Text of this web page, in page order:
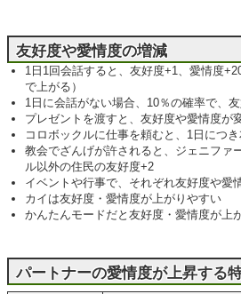
友好度や愛情度の増減
1日1回会話すると、友好度+1、愛情度
で上がる）
1日に会話がない場合、10％の確率で、
プレゼントを渡すと、友好度や愛情度が
コロボックルに仕事を頼むと、1日につ
教会でざんげが許されると、ジェニファ
ル以外の住民の友好度+2
イベントや行事で、それぞれ友好度や愛
カイは友好度・愛情度が上がりやすい
かんたんモードだと友好度・愛情度が上
パートナーの愛情度が上昇する